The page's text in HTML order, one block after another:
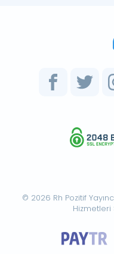
© 2026 Rh Pozitif
Hizmetleri